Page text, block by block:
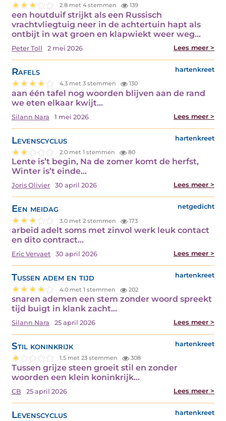
2.8 met 4 stemmen 139
een houtduif strijkt als een Russisch
vrachtvliegtuig neer in de achtertuin hapt als
ontbijt in wat groen en klapwiekt weer weg…
Peter Toll 2 mei 2026 Lees meer >
Rafels hartenkreet
4.3 met 3 stemmen 130
aan één tafel nog woorden blijven aan de rand
we eten elkaar kwijt…
Silann Nara 1 mei 2026 Lees meer >
Levenscyclus hartenkreet
2.0 met 1 stemmen 80
Lente is’t begin, Na de zomer komt de herfst,
Winter is’t einde…
Joris Olivier 30 april 2026 Lees meer >
Een meidag netgedicht
3.0 met 2 stemmen 173
arbeid adelt soms met zinvol werk leuk contact
en dito contract…
Eric Vervaet 30 april 2026 Lees meer >
Tussen adem en tijd hartenkreet
4.0 met 1 stemmen 202
snaren ademen een stem zonder woord spreekt
tijd buigt in klank zacht…
Silann Nara 25 april 2026 Lees meer >
Stil koninkrijk hartenkreet
1.5 met 23 stemmen 308
Tussen grijze steen groeit stil en zonder
woorden een klein koninkrijk…
CB 25 april 2026 Lees meer >
Levenscyclus hartenkreet